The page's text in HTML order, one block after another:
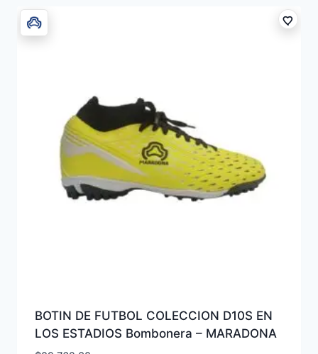
BOTIN DE FUTBOL COLECCION D10S EN
LOS ESTADIOS Bombonera – MARADONA